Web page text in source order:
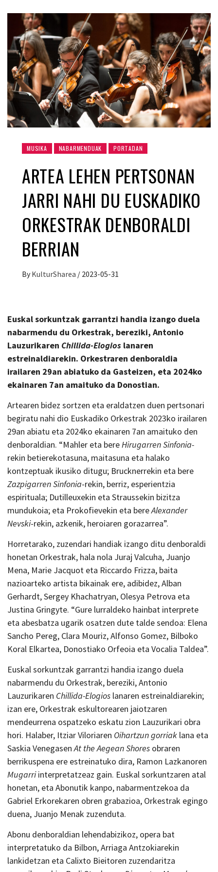
MUSIKA NABARMENDUAK PORTADAN
ARTEA LEHEN PERTSONAN
JARRI NAHI DU EUSKADIKO
ORKESTRAK DENBORALDI
BERRIAN
By KulturSharea / 2023-05-31
Euskal sorkuntzak garrantzi handia izango duela
nabarmendu du Orkestrak, bereziki, Antonio
Lauzurikaren Chillida-Elogios lanaren
estreinaldiarekin. Orkestraren denboraldia
irailaren 29an abiatuko da Gasteizen, eta 2024ko
ekainaren 7an amaituko da Donostian.
Artearen bidez sortzen eta eraldatzen duen pertsonari
begiratu nahi dio Euskadiko Orkestrak 2023ko irailaren
29an abiatu eta 2024ko ekainaren 7an amaituko den
denboraldian. “Mahler eta bereHirugarren Sinfonia-
rekin betierekotasuna, maitasuna eta halako
kontzeptuak ikusiko ditugu; Brucknerrekin eta bere
Zazpigarren Sinfonia-rekin, berriz, esperientzia
espirituala; Dutilleuxekin eta Straussekin bizitza
mundukoia; eta Prokofievekin eta bereAlexander
Nevski-rekin, azkenik, heroiaren gorazarrea”.
Horretarako, zuzendari handiak izango ditu denboraldi
honetan Orkestrak, hala nola Juraj Valcuha, Juanjo
Mena, Marie Jacquot eta Riccardo Frizza, baita
nazioarteko artista bikainak ere, adibidez, Alban
Gerhardt, Sergey Khachatryan, Olesya Petrova eta
Justina Gringyte. “Gure lurraldeko hainbat interprete
eta abesbatza ugarik osatzen dute talde sendoa: Elena
Sancho Pereg, Clara Mouriz, Alfonso Gomez, Bilboko
Koral Elkartea, Donostiako Orfeoia eta Vocalia Taldea”.
Euskal sorkuntzak garrantzi handia izango duela
nabarmendu du Orkestrak, bereziki, Antonio
Lauzurikaren Chillida-Elogios lanaren estreinaldiarekin;
izan ere, Orkestrak eskultorearen jaiotzaren
mendeurrena ospatzeko eskatu zion Lauzurikari obra
hori. Halaber, Itziar Viloriaren Oihartzun gorriak lana eta
Saskia VenegasenAt the Aegean Shores obraren
berrikuspena ere estreinatuko dira, Ramon Lazkanoren
Mugarriinterpretatzeaz gain. Euskal sorkuntzaren atal
honetan, eta Abonutik kanpo, nabarmentzekoa da
Gabriel Erkorekaren obren grabazioa, Orkestrak egingo
duena, Juanjo Menak zuzenduta.
Abonu denboraldian lehendabizikoz, opera bat
interpretatuko da Bilbon, Arriaga Antzokiarekin
lankidetzan eta Calixto Bieitoren zuzendaritza